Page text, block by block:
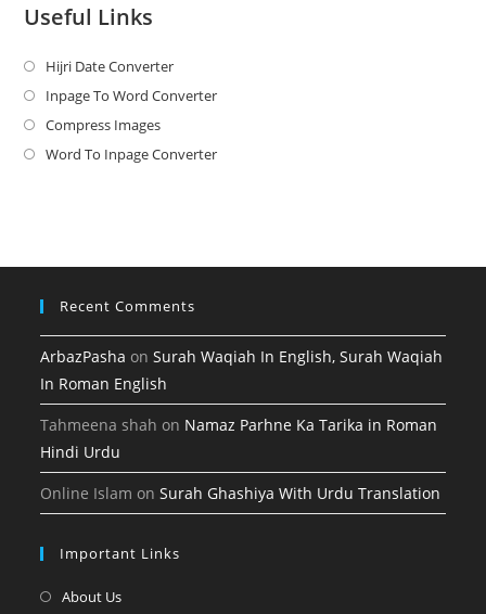
Useful Links
Hijri Date ConverterOpens
in
new
Inpage To Word ConverterOpens
a
Compress ImagesOpens
in
Word To Inpage ConverterOpens
tab
Recent Comments
ArbazPasha onSurah Waqiah In English, Surah Waqiah
In Roman English
Tahmeena shah on Namaz Parhne Ka Tarika in Roman
Hindi Urdu
Online Islam onSurah Ghashiya With Urdu Translation
Important Links
About UsOpens